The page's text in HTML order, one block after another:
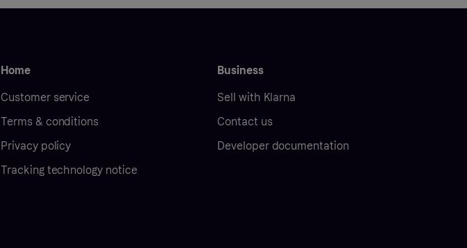
Home
Customer service
Terms & conditions
Privacy policy
Tracking technology notice
Business
Sell with Klarna
Contact us
Developer documentation